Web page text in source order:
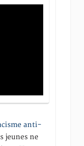
anti-
jeunes ne